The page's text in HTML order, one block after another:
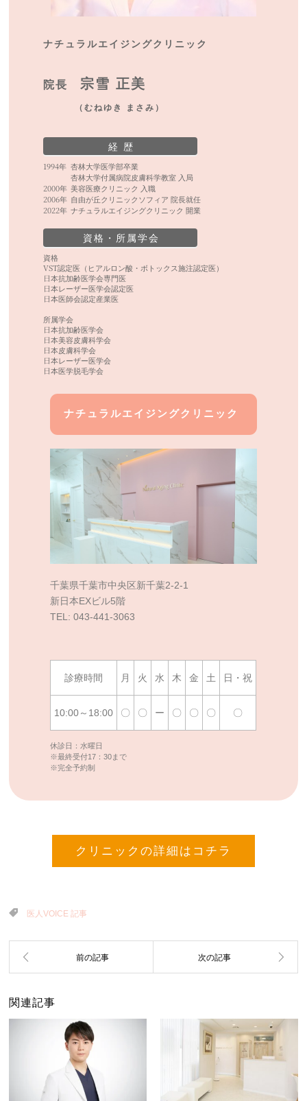
ナチュラルエイジングクリニック
院長 宗雪 正美
（むねゆき まさみ）
経 歴
1994年 杏林大学医学部卒業
杏林大学付属病院皮膚科学教室 入局
2000年 美容医療クリニック 入職
2006年 自由が丘クリニックソフィア 院長就任
2022年 ナチュラルエイジングクリニック 開業
資格・所属学会
資格
VST認定医（ヒアルロン酸・ボトックス施注認定医）
日本抗加齢医学会専門医
日本レーザー医学会認定医
日本医師会認定産業医
所属学会
日本抗加齢医学会
日本美容皮膚科学会
日本皮膚科学会
日本レーザー医学会
日本医学脱毛学会
ナチュラルエイジングクリニック
千葉県千葉市中央区新千葉2-2-1
新日本EXビル5階
TEL: 043-441-3063
診療時間 月 火 水 木 金 土 日・祝
10:00～18:00 〇 〇 ー 〇 〇 〇 〇
休診日：水曜日
※最終受付17：30まで
※完全予約制
クリニックの詳細はコチラ
医人VOICE 記事
関連記事